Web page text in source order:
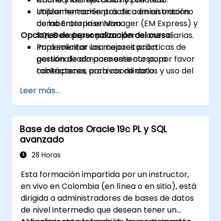
Utilizar herramientas de administración
como Enterprise Manager (EM Express) y
SQL Developer para operaciones diarias.
Implementar las mejores prácticas de
gestión de almacenamiento para
tablespaces, archivos de datos y uso del
Asegurar las bases de datos y mantener
la seguridad mediante usuarios, roles,
privilegios, perfiles y auditoría.
Diseñar y ejecutar estrategias de
respaldo y recuperación basadas en
RMAN, alineadas con los objetivos de RTO
Monitorear y solucionar problemas de
rendimiento utilizando vistas de
rendimiento dinámico, trazado de SQL y
planes de ejecución.
Implementación práctica en un entorno
de laboratorio en vivo.
Opciones de personalización del curso
Para solicitar una capacitación
personalizada para este curso, por favor
contáctenos para coordinarlo.
Leer más...
Base de datos Oracle 19c PL y SQL
avanzado
28 Horas
Esta formación impartida por un instructor,
en vivo en Colombia (en línea o en sitio), está
dirigida a administradores de bases de datos
de nivel intermedio que desean tener un